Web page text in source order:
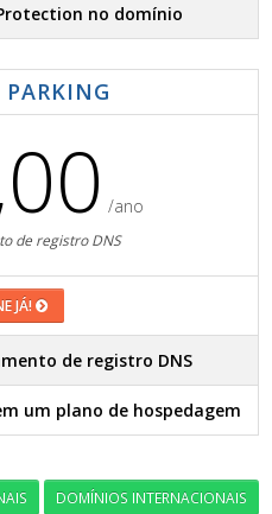
no domínio
/ano
de registro DNS
JÁ!
de registro DNS
um plano de hospedagem
DOMÍNIOS INTERNACIONAIS